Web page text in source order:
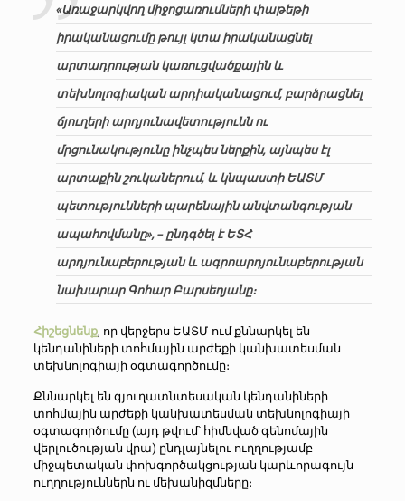
«Առաջարկվող միջոցառումների փաթեթի
իրականացումը թույլ կտա իրականացնել
արտադրության կառուցվածքային և
տեխնոլոգիական արդիականացում, բարձրացնել
ճյուղերի արդյունավետությունն ու
մրցունակությունը ինչպես ներքին, այնպես էլ
արտաքին շուկաներում, և կնպաստի ԵԱՏՄ
պետությունների պարենային անվտանգության
ապահովմանը», – ընդգծել է ԵՏՀ
արդյունաբերության և ագրոարդյունաբերության
նախարար Գոհար Բարսեղյանը։
Հիշեցնենք, որ վերջերս ԵԱՏՄ-ում քննարկել են
կենդանիների տոհմային արժեքի կանխատեսման
տեխնոլոգիայի օգտագործումը։
Քննարկել են գյուղատնտեսական կենդանիների
տոհմային արժեքի կանխատեսման տեխնոլոգիայի
օգտագործումը (այդ թվում՝ հիմնված գենոմային
վերլուծության վրա) ընդլայնելու ուղղությամբ
միջպետական փոխգործակցության կարևորագույն
ուղղություններն ու մեխանիզմները։